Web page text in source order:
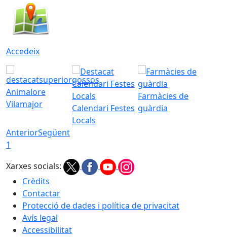
Accedeix
Animalore
Vilamajor
Calendari Festes
Locals
Farmàcies de
guàrdia
AnteriorSegüent
1
Xarxes socials:
Crèdits
Contactar
Protecció de dades i política de privacitat
Avís legal
Accessibilitat